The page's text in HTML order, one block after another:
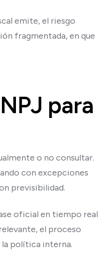
emite, el riesgo
fragmentada, en que
para
o no consultar.
con excepciones
previsibilidad.
oficial en tiempo real
el proceso
la política interna.